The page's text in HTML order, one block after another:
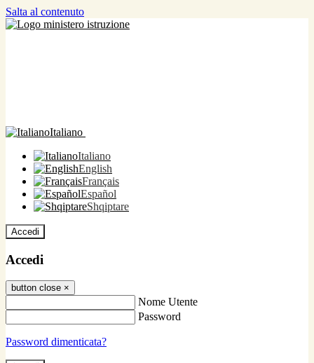
Salta al contenuto
Italiano
Italiano
English
Français
Español
Shqiptare
Accedi
Accedi
button close ×
Nome Utente
Password
Password dimenticata?